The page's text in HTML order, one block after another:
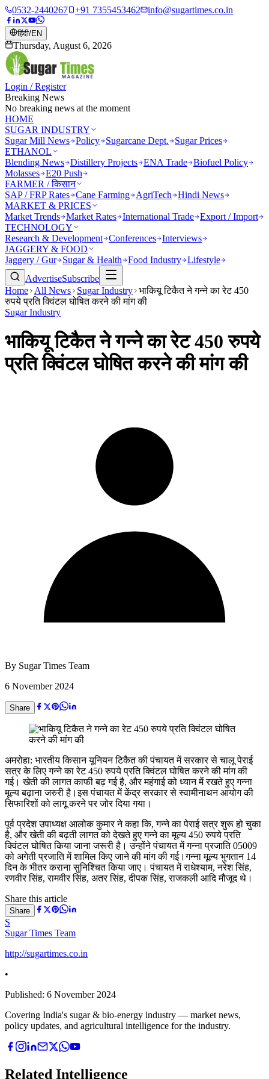
0532-2440267 +91 7355453462 info@sugartimes.co.in
हिंदी/EN
Thursday, August 6, 2026
Login / Register
Breaking News
No breaking news at the moment
HOME
SUGAR INDUSTRY
Sugar Mill News Policy Sugarcane Dept.
Sugar Prices
ETHANOL
Blending News Distillery Projects ENA Trade Biofuel Policy
Molasses E20 Push
FARMER / किसान
SAP / FRP Rates Cane Farming AgriTech
Hindi News
MARKET & PRICES
Market Trends Market Rates International Trade Export / Import
TECHNOLOGY
Research & Development Conferences Interviews
JAGGERY & FOOD
Jaggery / Gur
Sugar & Health Food Industry Lifestyle
AdvertiseSubscribe
Home
All News Sugar Industry भाकियू टिकैत ने गन्ने का रेट 450
रुपये प्रति क्विंटल घोषित करने की मांग की
Sugar Industry
भाकियू टिकैत ने गन्ने का रेट 450 रुपये
प्रति क्विंटल घोषित करने की मांग की
By Sugar Times Team
6 November 2024
Share
अमरोहा: भारतीय किसान यूनियन टिकैत की पंचायत में सरकार से चालू पेराई
सत्र के लिए गन्ने का रेट 450 रुपये प्रति क्विंटल घोषित करने की मांग की
गई। खेती की लागत काफी बढ़ गई है, और महंगाई को ध्यान में रखते हुए गन्ना
मूल्य बढ़ाना जरुरी है।इस पंचायत में केंद्र सरकार से स्वामीनाथन आयोग की
सिफारिशों को लागू करने पर जोर दिया गया।
पूर्व प्रदेश उपाध्यक्ष आलोक कुमार ने कहा कि, गन्ने का पेराई सत्र शुरू हो चुका
है, और खेती की बढ़ती लागत को देखते हुए गन्ने का मूल्य 450 रुपये प्रति
क्विंटल घोषित किया जाना जरूरी है। उन्होंने पंचायत में गन्ना प्रजाति 05009
को अगेती प्रजाति में शामिल किए जाने की मांग की गई।गन्ना मूल्य भुगतान 14
दिन के भीतर कराना सुनिश्चित किया जाए। पंचायत में राधेश्याम, नरेश सिंह,
रणवीर सिंह, रामवीर सिंह, अतर सिंह, दीपक सिंह, राजकली आदि मौजूद थे।
Share this article
Share
S
Sugar Times Team
http://sugartimes.co.in
•
Published: 6 November 2024
Covering India's sugar & bio-energy industry — market news,
policy updates, and agricultural intelligence for the industry.
Related Intelligence